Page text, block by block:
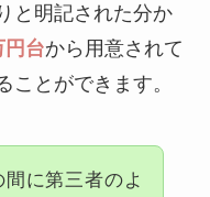
と明記された分か
円台から用意されて
ことができます。
に第三者のよ